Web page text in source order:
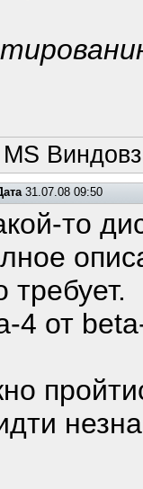
31.07.08 09:50
то
требует.
4 от